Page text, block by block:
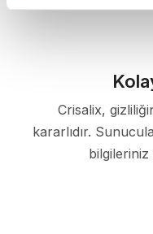
Crisalix,
kararlıdır.
bilgileriniz